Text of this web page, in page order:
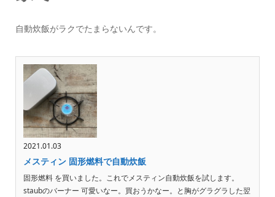
自動炊飯がラクでたまらないんです。
2021.01.03
メスティン 固形燃料で自動炊飯
固形燃料 を買いました。これでメスティン自動炊飯を試します。
staubのバーナー 可愛いなー。買おうかなー。と胸がグラグラした翌